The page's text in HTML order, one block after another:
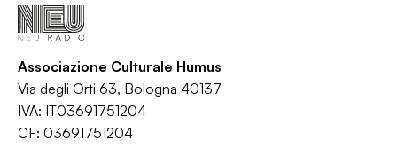
Associazione Culturale Humus
Via degli Orti 63, Bologna 40137
IVA: IT03691751204
CF: 03691751204